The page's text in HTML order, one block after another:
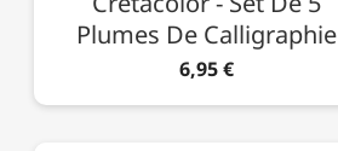
Plumes De Calligraphie
6,95 €